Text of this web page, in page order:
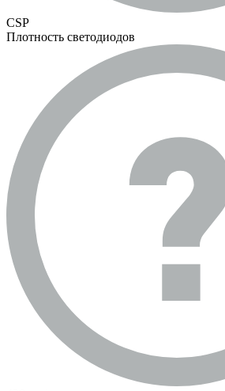
CSP
Плотность светодиодов